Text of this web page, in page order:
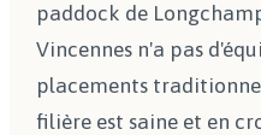
paddock de
Vincennes n'a pas
placements
filière est saine et en